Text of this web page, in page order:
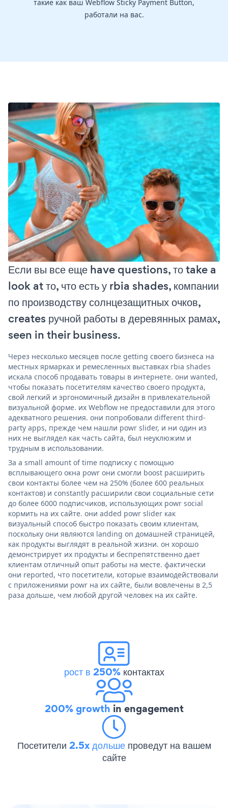
такие как ваш Webflow Sticky Payment Button,
работали на вас.
Если вы все еще have questions, то take a
look at то, что есть у rbia shades, компании
по производству солнцезащитных очков,
creates ручной работы в деревянных рамах,
seen in their business.
Через несколько месяцев после getting своего бизнеса на
местных ярмарках и ремесленных выставках rbia shades
искала способ продавать товары в интернете. они wanted,
чтобы показать посетителям качество своего продукта,
свой легкий и эргономичный дизайн в привлекательной
визуальной форме. их Webflow не предоставили для этого
адекватного решения. они попробовали different third-
party apps, прежде чем нашли powr slider, и ни один из
них не выглядел как часть сайта, был неуклюжим и
трудным в использовании.
За a small amount of time подписку с помощью
всплывающего окна powr они смогли boost расширить
свои контакты более чем на 250% (более 600 реальных
контактов) и constantly расширили свои социальные сети
до более 6000 подписчиков, использующих powr social
кормить на их сайте. они added powr slider как
визуальный способ быстро показать своим клиентам,
поскольку они являются landing on домашней страницей,
как продукты выглядят в реальной жизни. он хорошо
демонстрирует их продукты и беспрепятственно дает
клиентам отличный опыт работы на месте. фактически
они reported, что посетители, которые взаимодействовали
с приложениями powr на их сайте, были вовлечены в 2,5
раза дольше, чем любой другой человек на их сайте.
рост в 250%контактах
200% growth in engagement
Посетители 2.5x дольше проведут на вашем
сайте